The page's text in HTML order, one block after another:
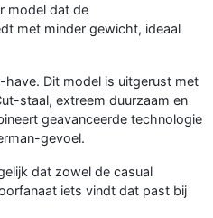
model dat de
met minder gewicht, ideaal
have. Dit model is uitgerust met
staal, extreem duurzaam en
geavanceerde technologie
gevoel.
dat zowel de casual
iets vindt dat past bij